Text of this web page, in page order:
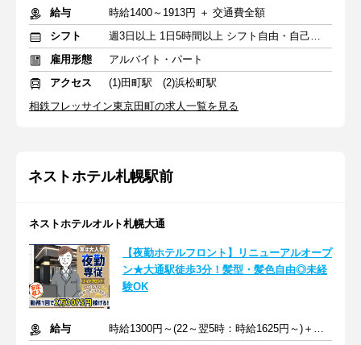
給与
時給1400～1913円 ＋ 交通費全額
シフト
週3日以上 1日5時間以上 シフト自由・自己申告
雇用形態
アルバイト・パート
アクセス
(1)田町駅 (2)浜松町駅
相鉄フレッサイン東京田町の求人一覧を見る
ネストホテル札幌駅前
ネストホテルオルト札幌大通
【夜勤ホテルフロント】リニューアルオープ
ン★大通駅徒歩3分！髪型・髪色自由◎未経
験OK
給与
時給1300円～(22～翌5時：時給1625円～)＋交通費規定支給